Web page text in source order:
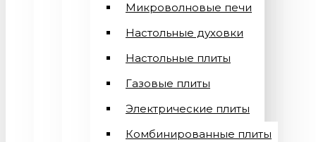
Микроволновые печи
Настольные духовки
Настольные плиты
Газовые плиты
Электрические плиты
Комбинированные плиты